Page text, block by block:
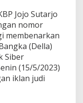
Jojo Sutarjo
nomor
membenarkan
(Della)
Siber
(15/5/2023)
iklan judi